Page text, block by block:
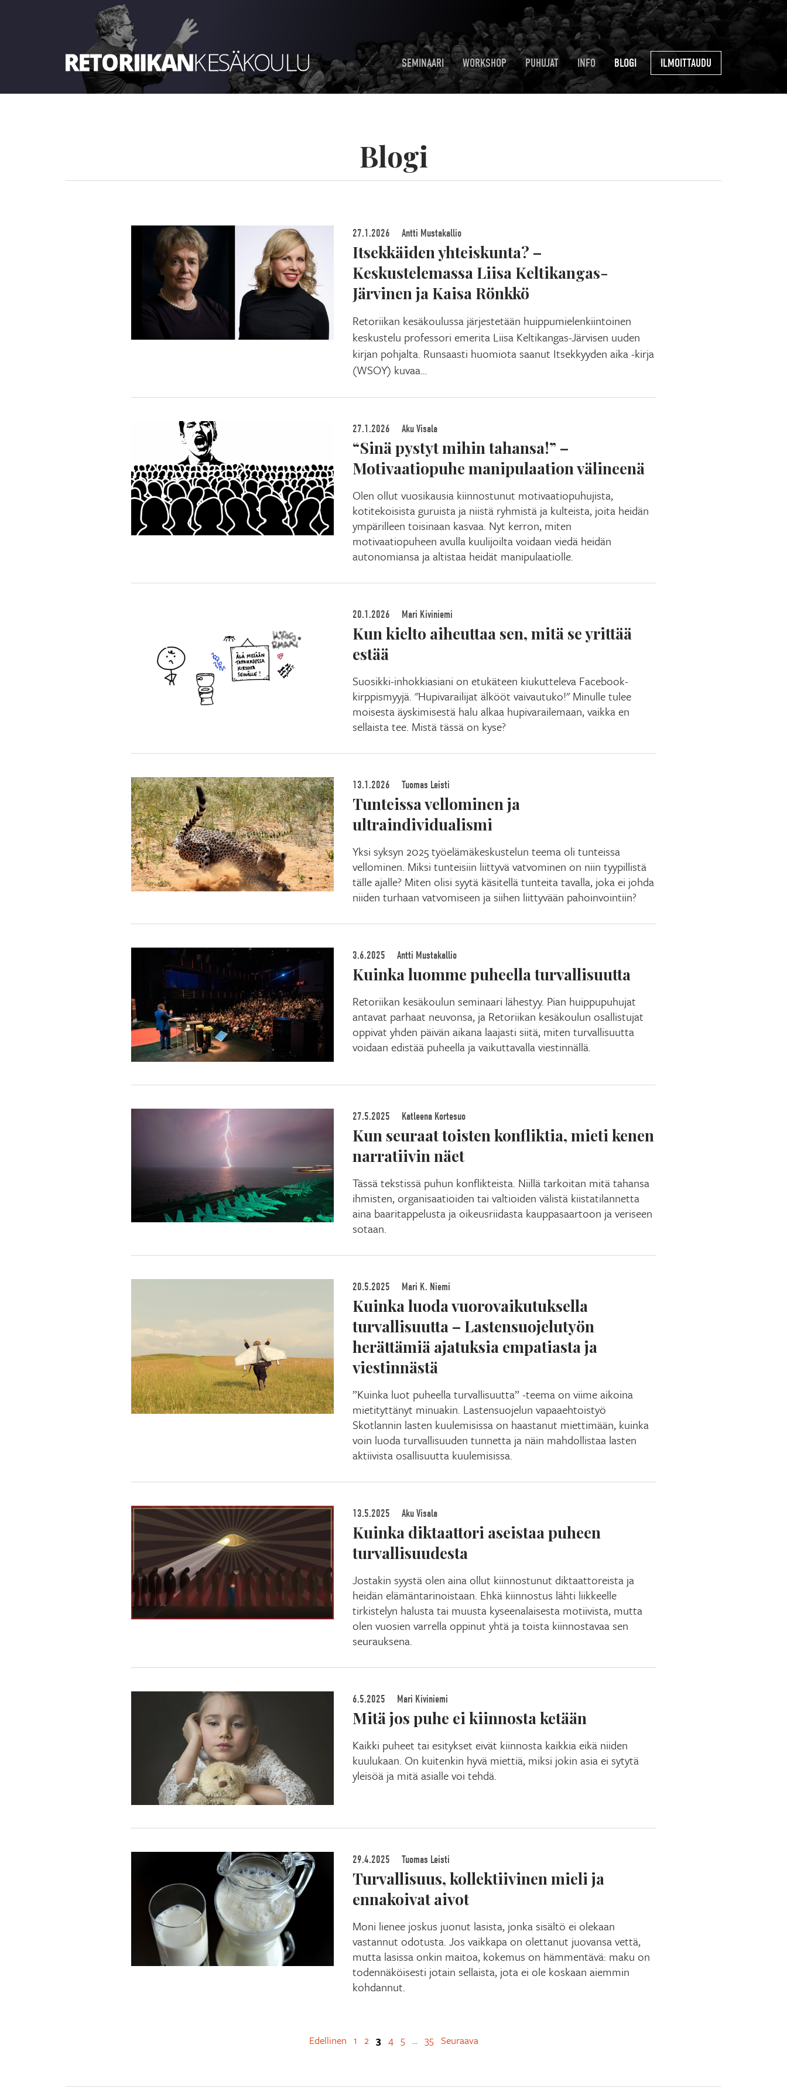
SEMINAARI WORKSHOP PUHUJAT INFO BLOGI ILMOITTAUDU
Blogi
27.1.2026 Antti Mustakallio
Itsekkäiden yhteiskunta? –
Keskustelemassa Liisa Keltikangas-
Järvinen ja Kaisa Rönkkö
Retoriikan kesäkoulussa järjestetään huippumielenkiintoinen
keskustelu professori emerita Liisa Keltikangas-Järvisen uuden
kirjan pohjalta. Runsaasti huomiota saanut Itsekkyyden aika -kirja
(WSOY) kuvaa…
27.1.2026 Aku Visala
“Sinä pystyt mihin tahansa!” –
Motivaatiopuhe manipulaation välineenä
Olen ollut vuosikausia kiinnostunut motivaatiopuhujista,
kotitekoisista guruista ja niistä ryhmistä ja kulteista, joita heidän
ympärilleen toisinaan kasvaa. Nyt kerron, miten
motivaatiopuheen avulla kuulijoilta voidaan viedä heidän
autonomiansa ja altistaa heidät manipulaatiolle.
20.1.2026 Mari Kiviniemi
Kun kielto aiheuttaa sen, mitä se yrittää
estää
Suosikki-inhokkiasiani on etukäteen kiukutteleva Facebook-
kirppismyyjä. "Hupivarailijat älkööt vaivautuko!" Minulle tulee
moisesta äyskimisestä halu alkaa hupivarailemaan, vaikka en
sellaista tee. Mistä tässä on kyse?
13.1.2026 Tuomas Leisti
Tunteissa vellominen ja
ultraindividualismi
Yksi syksyn 2025 työelämäkeskustelun teema oli tunteissa
vellominen. Miksi tunteisiin liittyvä vatvominen on niin tyypillistä
tälle ajalle? Miten olisi syytä käsitellä tunteita tavalla, joka ei johda
niiden turhaan vatvomiseen ja siihen liittyvään pahoinvointiin?
3.6.2025 Antti Mustakallio
Kuinka luomme puheella turvallisuutta
Retoriikan kesäkoulun seminaari lähestyy. Pian huippupuhujat
antavat parhaat neuvonsa, ja Retoriikan kesäkoulun osallistujat
oppivat yhden päivän aikana laajasti siitä, miten turvallisuutta
voidaan edistää puheella ja vaikuttavalla viestinnällä.
27.5.2025 Katleena Kortesuo
Kun seuraat toisten konfliktia, mieti kenen
narratiivin näet
Tässä tekstissä puhun konflikteista. Niillä tarkoitan mitä tahansa
ihmisten, organisaatioiden tai valtioiden välistä kiistatilannetta
aina baaritappelusta ja oikeusriidasta kauppasaartoon ja veriseen
sotaan.
20.5.2025 Mari K. Niemi
Kuinka luoda vuorovaikutuksella
turvallisuutta – Lastensuojelutyön
herättämiä ajatuksia empatiasta ja
viestinnästä
”Kuinka luot puheella turvallisuutta” -teema on viime aikoina
mietityttänyt minuakin. Lastensuojelun vapaaehtoistyö
Skotlannin lasten kuulemisissa on haastanut miettimään, kuinka
voin luoda turvallisuuden tunnetta ja näin mahdollistaa lasten
aktiivista osallisuutta kuulemisissa.
13.5.2025 Aku Visala
Kuinka diktaattori aseistaa puheen
turvallisuudesta
Jostakin syystä olen aina ollut kiinnostunut diktaattoreista ja
heidän elämäntarinoistaan. Ehkä kiinnostus lähti liikkeelle
tirkistelyn halusta tai muusta kyseenalaisesta motiivista, mutta
olen vuosien varrella oppinut yhtä ja toista kiinnostavaa sen
seurauksena.
6.5.2025 Mari Kiviniemi
Mitä jos puhe ei kiinnosta ketään
Kaikki puheet tai esitykset eivät kiinnosta kaikkia eikä niiden
kuulukaan. On kuitenkin hyvä miettiä, miksi jokin asia ei sytytä
yleisöä ja mitä asialle voi tehdä.
29.4.2025 Tuomas Leisti
Turvallisuus, kollektiivinen mieli ja
ennakoivat aivot
Moni lienee joskus juonut lasista, jonka sisältö ei olekaan
vastannut odotusta. Jos vaikkapa on olettanut juovansa vettä,
mutta lasissa onkin maitoa, kokemus on hämmentävä: maku on
todennäköisesti jotain sellaista, jota ei ole koskaan aiemmin
kohdannut.
Edellinen 1 2 3 4 5 … 35 Seuraava